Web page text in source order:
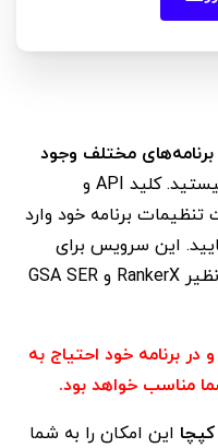
مختلف وجود
و محدود به استفاده از افزونه نیستید. کلید API و
برنامه خود وارد
این سرویس برای
تمامی برنامه‌های سئو و لینک‌سازی نظیر RankerX و GSA SER
برنامه خود احتیاج به
مناسب خواهد بود.
این امکان را به شما